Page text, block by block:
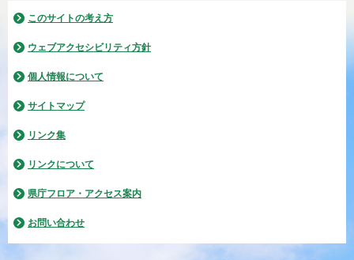
このサイトの考え方
ウェブアクセシビリティ方針
個人情報について
サイトマップ
リンク集
リンクについて
県庁フロア・アクセス案内
お問い合わせ